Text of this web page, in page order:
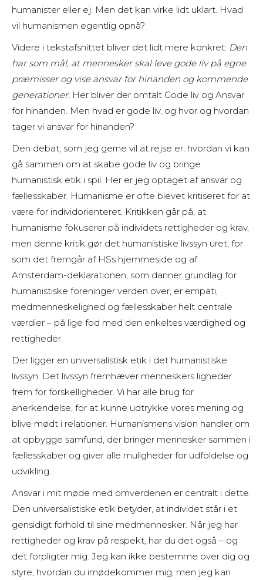
humanister eller ej. Men det kan virke lidt uklart. Hvad
vil humanismen egentlig opnå?
Videre i tekstafsnittet bliver det lidt mere konkret: Den
har som mål, at mennesker skal leve gode liv på egne
præmisser og vise ansvar for hinanden og kommende
generationer. Her bliver der omtalt Gode liv og Ansvar
for hinanden. Men hvad er gode liv, og hvor og hvordan
tager vi ansvar for hinanden?
Den debat, som jeg gerne vil at rejse er, hvordan vi kan
gå sammen om at skabe gode liv og bringe
humanistisk etik i spil. Her er jeg optaget af ansvar og
fællesskaber. Humanisme er ofte blevet kritiseret for at
være for individorienteret. Kritikken går på, at
humanisme fokuserer på individets rettigheder og krav,
men denne kritik gør det humanistiske livssyn uret, for
som det fremgår af HSs hjemmeside og af
Amsterdam-deklarationen, som danner grundlag for
humanistiske foreninger verden over, er empati,
medmenneskelighed og fællesskaber helt centrale
værdier – på lige fod med den enkeltes værdighed og
rettigheder.
Der ligger en universalistisk etik i det humanistiske
livssyn. Det livssyn fremhæver menneskers ligheder
frem for forskelligheder. Vi har alle brug for
anerkendelse, for at kunne udtrykke vores mening og
blive mødt i relationer. Humanismens vision handler om
at opbygge samfund, der bringer mennesker sammen i
fællesskaber og giver alle muligheder for udfoldelse og
udvikling.
Ansvar i mit møde med omverdenen er centralt i dette.
Den universalistiske etik betyder, at individet står i et
gensidigt forhold til sine medmennesker. Når jeg har
rettigheder og krav på respekt, har du det også – og
det forpligter mig. Jeg kan ikke bestemme over dig og
styre, hvordan du imødekommer mig, men jeg kan